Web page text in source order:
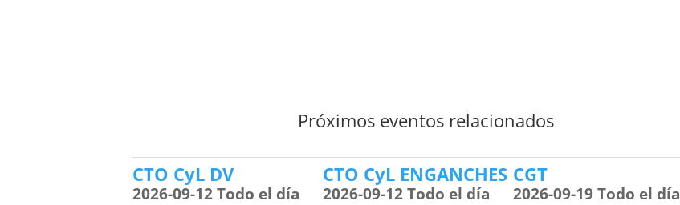
Próximos eventos relacionados
CTO CyL DV
2026-09-12 Todo el día
CTO CyL ENGANCHES
2026-09-12 Todo el día
CGT
2026-09-19 Todo el día